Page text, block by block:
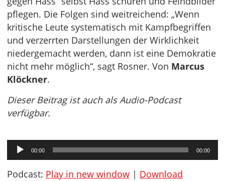
pflegen. Die Folgen sind weitreichend: „Wenn
kritische Leute systematisch mit Kampfbegriffen
und verzerrten Darstellungen der Wirklichkeit
niedergemacht werden, dann ist eine Demokratie
nicht mehr möglich“, sagt Rosner. Von Marcus
Klöckner.
Dieser Beitrag ist auch als Audio-Podcast
verfügbar.
Audio-
Player
00:00 00:00
Podcast: Play in new window | Download